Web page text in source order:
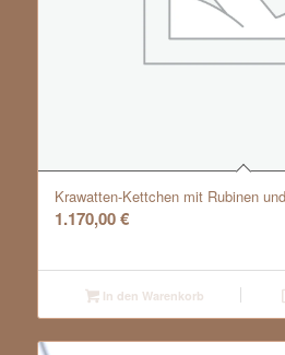
Krawatten-Kettchen mit Rubinen
1.170,00€
In den Warenkorb